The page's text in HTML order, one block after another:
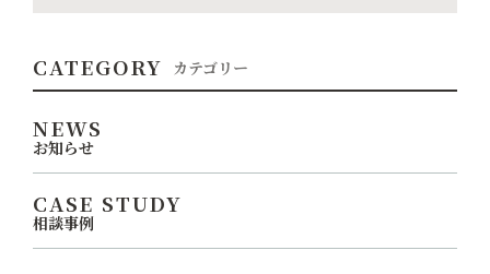
CATEGORY カテゴリー
NEWS
お知らせ
CASE STUDY
相談事例